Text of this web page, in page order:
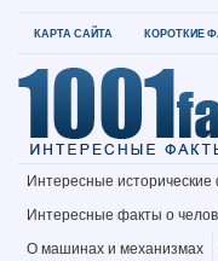
КАРТА САЙТА КОРОТКИЕ
Интересные исторические
Интересные факты о
О машинах и механизмах